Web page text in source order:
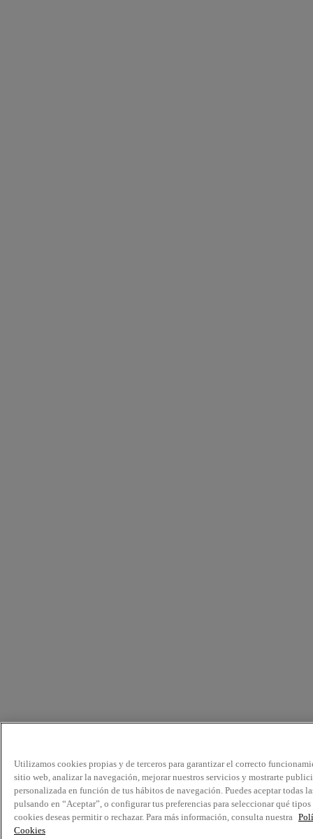
Utilizamos cookies propias y de terceros para garantizar el correcto
sitio web, analizar la navegación, mejorar nuestros servicios y mostrarte
personalizada en función de tus hábitos de navegación. Puedes aceptar todas
pulsando en “Aceptar”, o configurar tus preferencias para seleccionar qué tipos
cookies deseas permitir o rechazar. Para más información, consulta nuestra
Cookies